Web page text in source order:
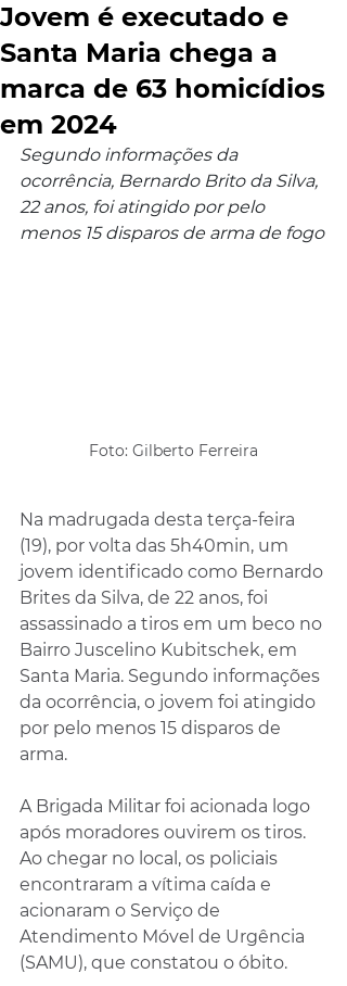
Jovem é executado e
Santa Maria chega a
marca de 63 homicídios
em 2024
Segundo informações da
ocorrência, Bernardo Brito da Silva,
22 anos, foi atingido por pelo
menos 15 disparos de arma de fogo
Foto: Gilberto Ferreira
Na madrugada desta terça-feira
(19), por volta das 5h40min, um
jovem identificado como Bernardo
Brites da Silva, de 22 anos, foi
assassinado a tiros em um beco no
Bairro Juscelino Kubitschek, em
Santa Maria. Segundo informações
da ocorrência, o jovem foi atingido
por pelo menos 15 disparos de
arma.
A Brigada Militar foi acionada logo
após moradores ouvirem os tiros.
Ao chegar no local, os policiais
encontraram a vítima caída e
acionaram o Serviço de
Atendimento Móvel de Urgência
(SAMU), que constatou o óbito.